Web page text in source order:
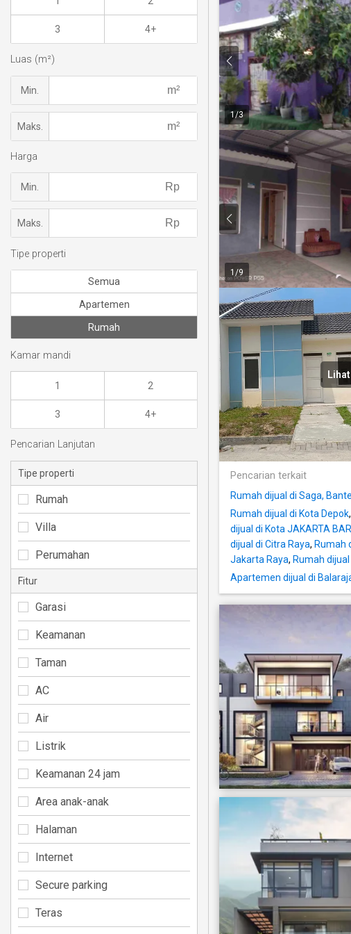
1/3
1 /9
Pencarian terkait
Rumah dijual di Saga,
Rumah dijual di Kota Depok,
dijual di Kota JAKARTA
dijual di Citra Raya, Rumah
Jakarta Raya, Rumah
Apartemen dijual di
3 4+
Luas (m²)
Min.
Maks.
Harga
Min.
Maks.
Tipe properti
Semua
Apartemen
Rumah
Kamar mandi
1 2
3 4+
Pencarian Lanjutan
Tipe properti
Rumah
Villa
Perumahan
Fitur
Garasi
Keamanan
Taman
AC
Air
Listrik
Keamanan 24 jam
Area anak-anak
Halaman
Internet
Secure parking
Teras